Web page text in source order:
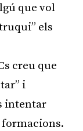
que vol
els
creu que
i
intentar
formacions.